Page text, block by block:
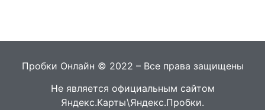
Пробки Онлайн © 2022 – Все права защищены
Не является официальным сайтом
Яндекс.Карты\Яндекс.Пробки.